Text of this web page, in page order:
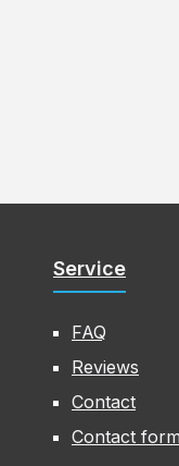
Service
FAQ
Reviews
Contact
Contact form